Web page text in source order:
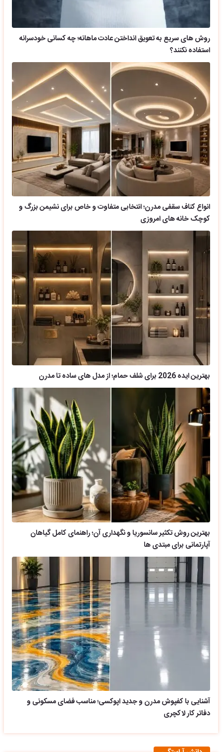
روش های سریع به تعویق انداختن عادت ماهانه؛ چه کسانی خودسرانه
استفاده نکنند؟
انواع کناف سقفی مدرن؛ انتخابی متفاوت و خاص برای نشیمن بزرگ و
کوچک خانه های امروزی
بهترین ایده 2026 برای شلف حمام؛ از مدل های ساده تا مدرن
بهترین روش تکثیر سانسوریا و نگهداری آن؛ راهنمای کامل گیاهان
آپارتمانی برای مبتدی ها
آشنایی با کفپوش مدرن و جدید اپوکسی؛ مناسب فضای مسکونی و
دفاتر کار لاکچری